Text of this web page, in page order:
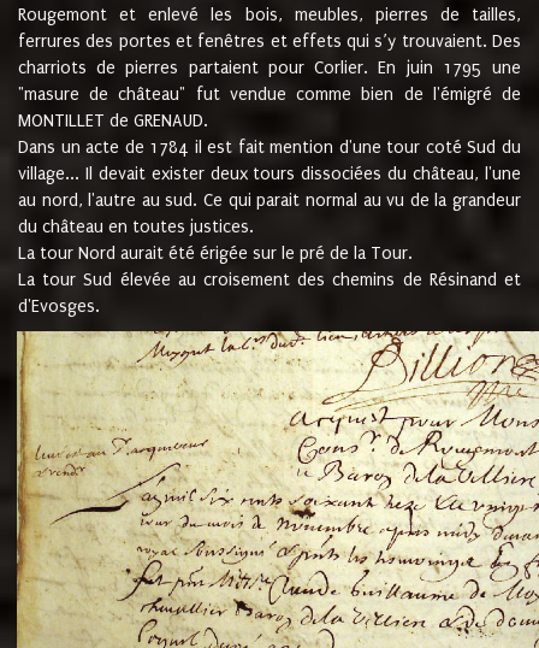
Rougemont et enlevé les bois, meubles, pierres de tailles,
ferrures des portes et fenêtres et effets qui s’y trouvaient. Des
charriots de pierres partaient pour Corlier. En juin 1795 une
"masure de château" fut vendue comme bien de l'émigré de
MONTILLET de GRENAUD.
Dans un acte de 1784 il est fait mention d'une tour coté Sud du
village... Il devait exister deux tours dissociées du château, l'une
au nord, l'autre au sud. Ce qui parait normal au vu de la grandeur
du château en toutes justices.
La tour Nord aurait été érigée sur le pré de la Tour.
La tour Sud élevée au croisement des chemins de Résinand et
d'Evosges.